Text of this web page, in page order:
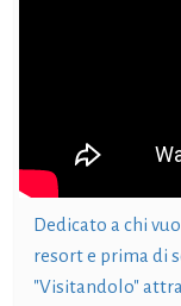
Dedicato a chi
resort e prima di
"Visitandolo"